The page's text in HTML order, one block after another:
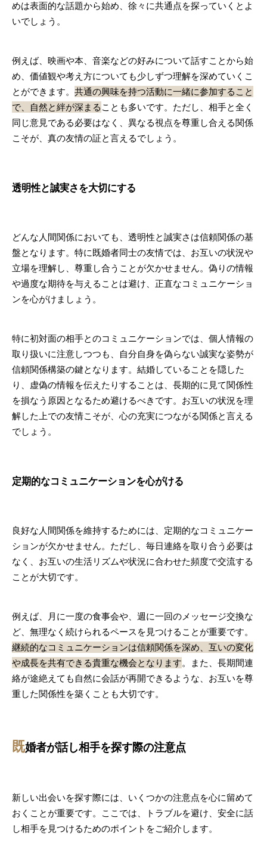
めは表面的な話題から始め、徐々に共通点を探っていくとよ
いでしょう。
例えば、映画や本、音楽などの好みについて話すことから始
め、価値観や考え方についても少しずつ理解を深めていくこ
とができます。 共通の興味を持つ活動に一緒に参加すること
で、自然と絆が深まる ことも多いです。ただし、相手と全く
同じ意見である必要はなく、異なる視点を尊重し合える関係
こそが、真の友情の証と言えるでしょう。
透明性と誠実さを大切にする
どんな人間関係においても、透明性と誠実さは信頼関係の基
盤となります。特に既婚者同士の友情では、お互いの状況や
立場を理解し、尊重し合うことが欠かせません。偽りの情報
や過度な期待を与えることは避け、正直なコミュニケーショ
ンを心がけましょう。
特に初対面の相手とのコミュニケーションでは、個人情報の
取り扱いに注意しつつも、自分自身を偽らない誠実な姿勢が
信頼関係構築の鍵となります。結婚していることを隠した
り、虚偽の情報を伝えたりすることは、長期的に見て関係性
を損なう原因となるため避けるべきです。お互いの状況を理
解した上での友情こそが、心の充実につながる関係と言える
でしょう。
定期的なコミュニケーションを心がける
良好な人間関係を維持するためには、定期的なコミュニケー
ションが欠かせません。ただし、毎日連絡を取り合う必要は
なく、お互いの生活リズムや状況に合わせた頻度で交流する
ことが大切です。
例えば、月に一度の食事会や、週に一回のメッセージ交換な
ど、無理なく続けられるペースを見つけることが重要です。
継続的なコミュニケーションは信頼関係を深め、互いの変化
や成長を共有できる貴重な機会となります。また、長期間連
絡が途絶えても自然に会話が再開できるような、お互いを尊
重した関係性を築くことも大切です。
既婚者が話し相手を探す際の注意点
新しい出会いを探す際には、いくつかの注意点を心に留めて
おくことが重要です。ここでは、トラブルを避け、安全に話
し相手を見つけるためのポイントをご紹介します。